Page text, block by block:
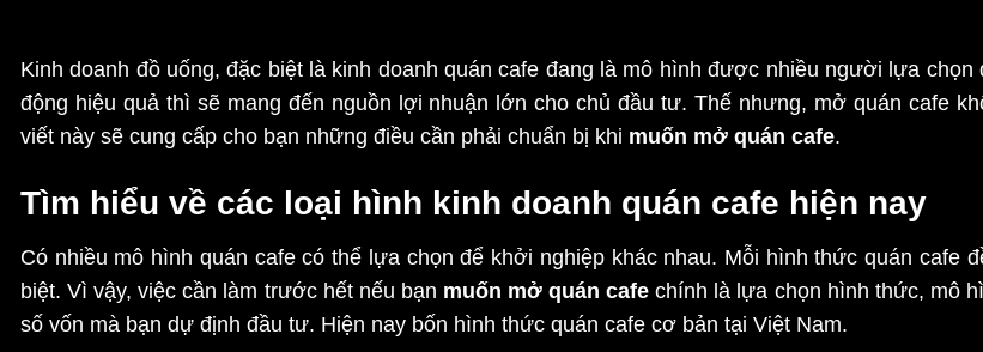
Kinh doanh đồ uống, đặc biệt là kinh doanh quán cafe đang là mô hình được nhiều người lựa
động hiệu quả thì sẽ mang đến nguồn lợi nhuận lớn cho chủ đầu tư. Thế nhưng, mở quán cafe
viết này sẽ cung cấp cho bạn những điều cần phải chuẩn bị khi muốn mở quán cafe.
Tìm hiểu về các loại hình kinh doanh quán cafe hiện nay
Có nhiều mô hình quán cafe có thể lựa chọn để khởi nghiệp khác nhau. Mỗi hình thức quán cafe
biệt. Vì vậy, việc cần làm trước hết nếu bạn muốn mở quán cafe chính là lựa chọn hình thức, mô
số vốn mà bạn dự định đầu tư. Hiện nay bốn hình thức quán cafe cơ bản tại Việt Nam.